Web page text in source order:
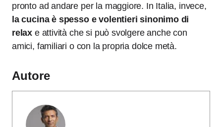
pronto ad andare per la maggiore. In Italia, invece,
la cucina è spesso e volentieri sinonimo di
relax e attività che si può svolgere anche con
amici, familiari o con la propria dolce metà.
Autore